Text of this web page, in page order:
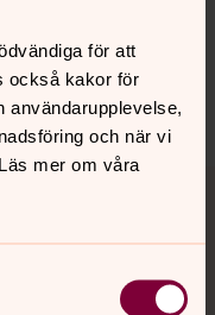
för att
också kakor för
och när vi
mer om våra